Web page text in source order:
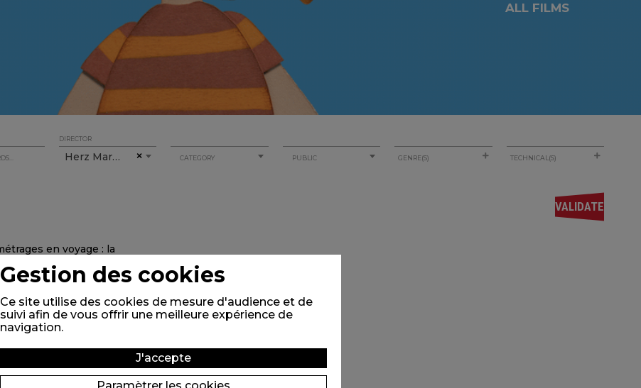
ALL FILMS
DIRECTOR
×
Herz Marika CATEGORY PUBLIC
Gestion des cookies
Ce site utilise des cookies de mesure d'audience et de
suivi afin de vous offrir une meilleure expérience de
navigation.
J'accepte
Paramètrer les cookies